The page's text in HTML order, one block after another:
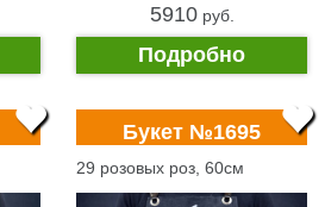
5910pуб.
Подробно
Букет №1695
29 розовых роз, 60см